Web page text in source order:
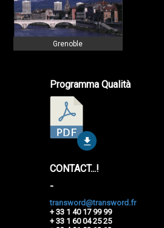
Grenoble
Programma Qualità
CONTACT...!
-
transword@transword.fr
+ 33 1 40 17 99 99
+ 33 1 60 04 25 25